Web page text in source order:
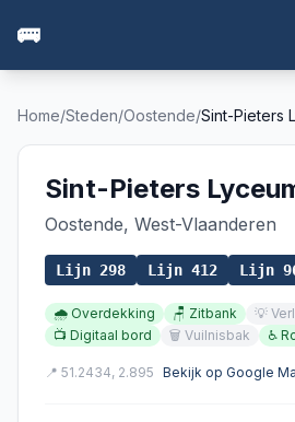
🚌
Home/Steden/Oostende/Sint-Pieters
Sint-Pieters
Oostende, West-Vlaanderen
Lijn 298 Lijn 412 Lijn
🌧️ Overdekking 🪑 Zitbank 💡
📺 Digitaal bord 🗑️ Vuilnisbak ♿
📍 51.2434, 2.895 Bekijk op Google